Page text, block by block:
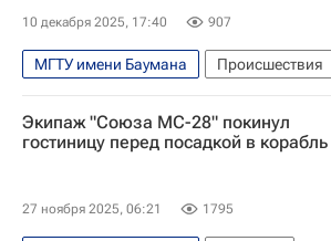
10 декабря 2025, 17:40 907
МГТУ имени Баумана
Происшествия
Россия
Александр Бастрыкин
Яндекс.Такси
Hyundai Creta
Экипаж "Союза МС-28" покинул
гостиницу перед посадкой в корабль
27 ноября 2025, 06:21 1795